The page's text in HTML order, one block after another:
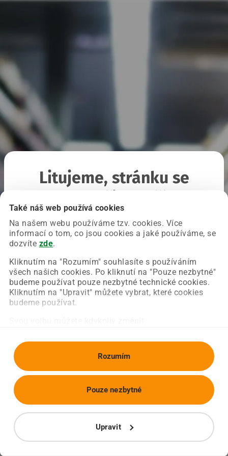
Také náš web používá cookies
Na našem webu používáme tzv. cookies. Více
informací o tom, co jsou cookies a jaké používáme, se
dozvíte zde.
Kliknutím na "Rozumím" souhlasíte s používáním
všech našich cookies. Po kliknutí na "Pouze nezbytné"
budeme používat pouze nezbytné technické cookies.
Kliknutím na "Upravit" můžete vybrat, které cookies
budeme používat.
Rozumím
Upravit
Pouze nezbytné
Litujeme, stránku se
Chyba nastala na naší straně a už ji opravujeme.
Zkuste prosím znovu načíst požadovanou stránku.
Obnovit stránku Úvodní strana